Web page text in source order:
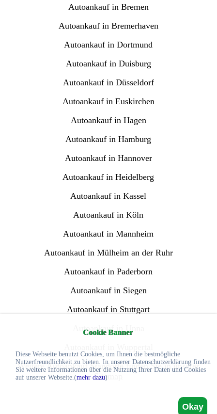
Cookie Banner
Diese Webseite benutzt Cookies, um Ihnen die bestmögliche
Nutzerfreundlichkeit zu bieten. In unserer Datenschutzerklärung finden
Sie weitere Informationen über die Nutzung Ihrer Daten und Cookies
auf unserer Webseite.(mehr dazu)
Okay
Autoankauf in Bremen
Autoankauf in Bremerhaven
Autoankauf in Dortmund
Autoankauf in Duisburg
Autoankauf in Düsseldorf
Autoankauf in Euskirchen
Autoankauf in Hagen
Autoankauf in Hamburg
Autoankauf in Hannover
Autoankauf in Heidelberg
Autoankauf in Kassel
Autoankauf in Köln
Autoankauf in Mannheim
Autoankauf in Mülheim an der Ruhr
Autoankauf in Paderborn
Autoankauf in Siegen
Autoankauf in Stuttgart
Autoankauf in Unna
Weitere Autoankauf Standorte finden Sie in unserer
Sitemap